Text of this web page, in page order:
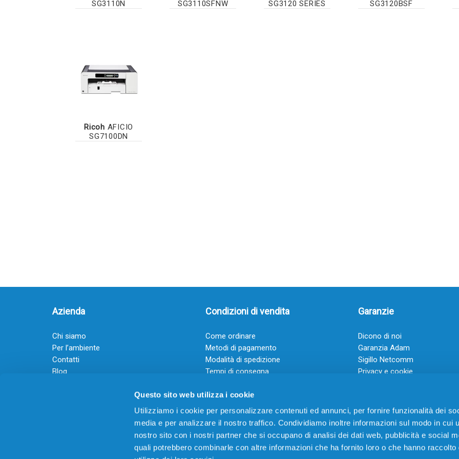
Questo sito web utilizza i cookie
Utilizziamo i cookie per personalizzare contenuti ed annunci, per fornire funzionalità dei
media e per analizzare il nostro traffico. Condividiamo inoltre informazioni sul modo in cui
nostro sito con i nostri partner che si occupano di analisi dei dati web, pubblicità e social
quali potrebbero combinarle con altre informazioni che ha fornito loro o che hanno raccolto
SG3110N
SG3110SFNW
SG3120 SERIES
SG3120BSF
Ricoh AFICIO
SG7100DN
Azienda
Chi siamo
Per l’ambiente
Contatti
Blog
Guadagna con il Dropship
Condizioni di vendita
Come ordinare
Metodi di pagamento
Modalità di spedizione
Tempi di consegna
Garanzie
Dicono di noi
Garanzia Adam
Sigillo Netcomm
Privacy e cookie